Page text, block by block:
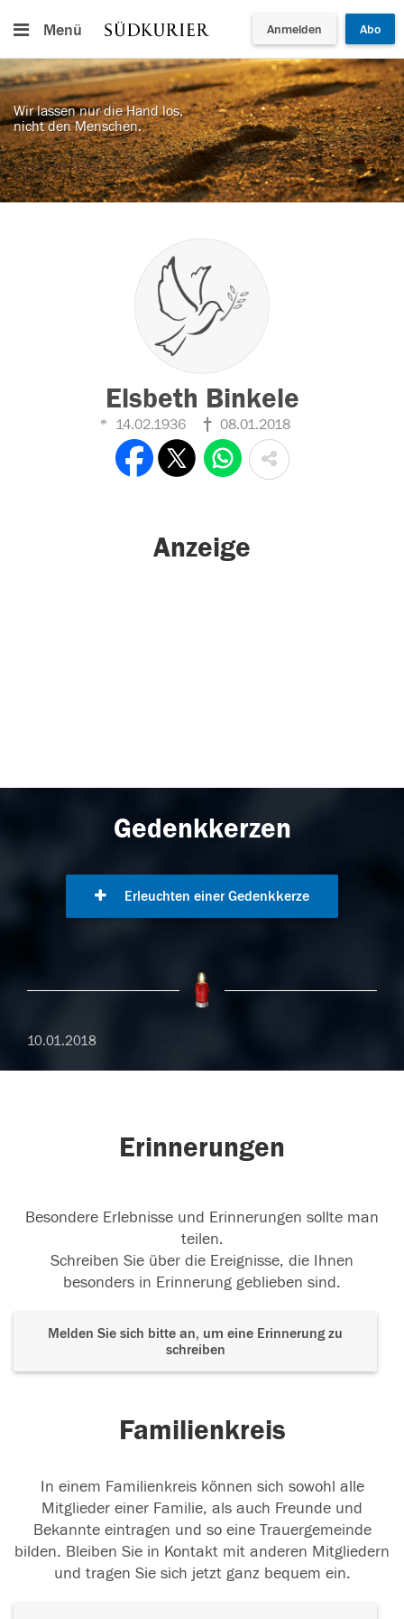
Menü Anmelden Abo
Wir lassen nur die Hand los,
nicht den Menschen.
Elsbeth Binkele
14.02.1936 08.01.2018
Anzeige
Gedenkkerzen
Erleuchten einer Gedenkkerze
10.01.2018
Erinnerungen
Besondere Erlebnisse und Erinnerungen sollte man
teilen.
Schreiben Sie über die Ereignisse, die Ihnen
besonders in Erinnerung geblieben sind.
Melden Sie sich bitte an, um eine Erinnerung zu
schreiben
Familienkreis
In einem Familienkreis können sich sowohl alle
Mitglieder einer Familie, als auch Freunde und
Bekannte eintragen und so eine Trauergemeinde
bilden. Bleiben Sie in Kontakt mit anderen Mitgliedern
und tragen Sie sich jetzt ganz bequem ein.